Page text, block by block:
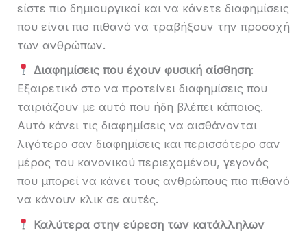
είστε πιο δημιουργικοί και να κάνετε διαφημίσεις
που είναι πιο πιθανό να τραβήξουν την προσοχή
των ανθρώπων.
Διαφημίσεις που έχουν φυσική αίσθηση:
Εξαιρετικό στο να προτείνει διαφημίσεις που
ταιριάζουν με αυτό που ήδη βλέπει κάποιος.
Αυτό κάνει τις διαφημίσεις να αισθάνονται
λιγότερο σαν διαφημίσεις και περισσότερο σαν
μέρος του κανονικού περιεχομένου, γεγονός
που μπορεί να κάνει τους ανθρώπους πιο πιθανό
να κάνουν κλικ σε αυτές.
Καλύτερα στην εύρεση των κατάλληλων